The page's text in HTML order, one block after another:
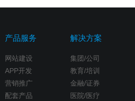
产品服务
网站建设
APP开发
营销推广
配套产品
解决方案
集团/公司
教育/培训
金融/证券
医院/医疗